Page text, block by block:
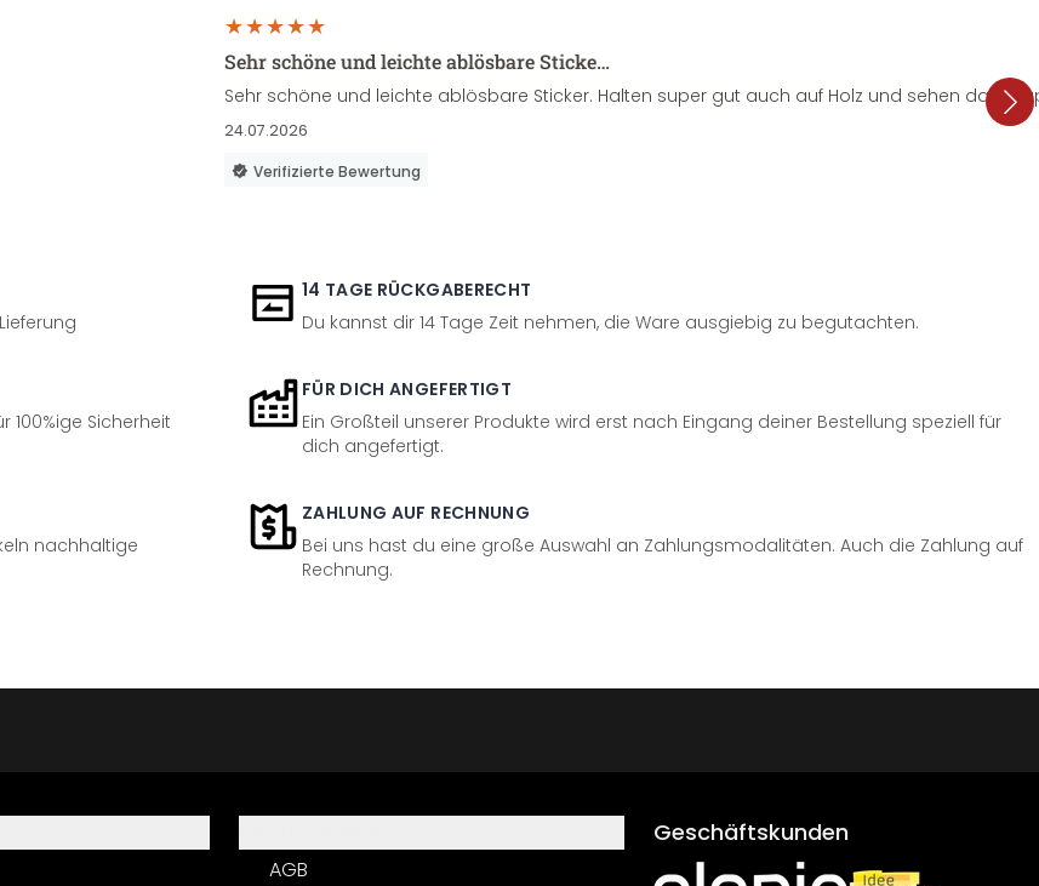
Sehr schöne und leichte ablösbare Sticke…
Sehr schöne und leichte ablösbare Sticker. Halten super gut auch auf Holz und sehen dazu
24.07.2026
Verifizierte Bewertung
14 TAGE RÜCKGABERECHT
Du kannst dir 14 Tage Zeit nehmen, die Ware ausgiebig zu begutachten.
Sicherheit
FÜR DICH ANGEFERTIGT
Ein Großteil unserer Produkte wird erst nach Eingang deiner Bestellung speziell für
dich angefertigt.
nachhaltige
ZAHLUNG AUF RECHNUNG
Bei uns hast du eine große Auswahl an Zahlungsmodalitäten. Auch die Zahlung auf
Rechnung.
AGB
Geschäftskunden